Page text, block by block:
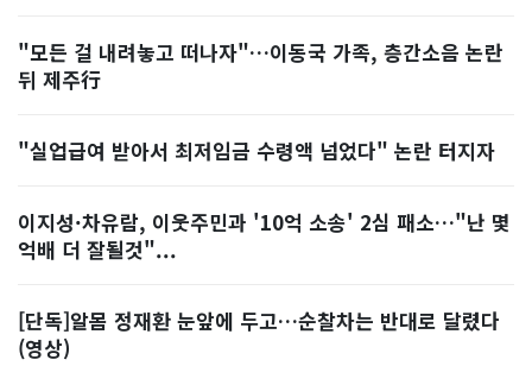
"모든 걸 내려놓고 떠나자"…이동국 가족, 층간소음 논란
뒤 제주行
"실업급여 받아서 최저임금 수령액 넘었다" 논란 터지자
이지성·차유람, 이웃주민과 '10억 소송' 2심 패소…"난 몇
억배 더 잘될것"...
[단독]알몸 정재환 눈앞에 두고…순찰차는 반대로 달렸다
(영상)